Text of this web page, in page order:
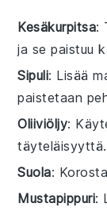
Kesäkurpitsa:
ja se paistuu
Sipuli: Lisää
paistetaan
Oliiviöljy:
täyteläisyyttä.
Suola:
Mustapippuri: